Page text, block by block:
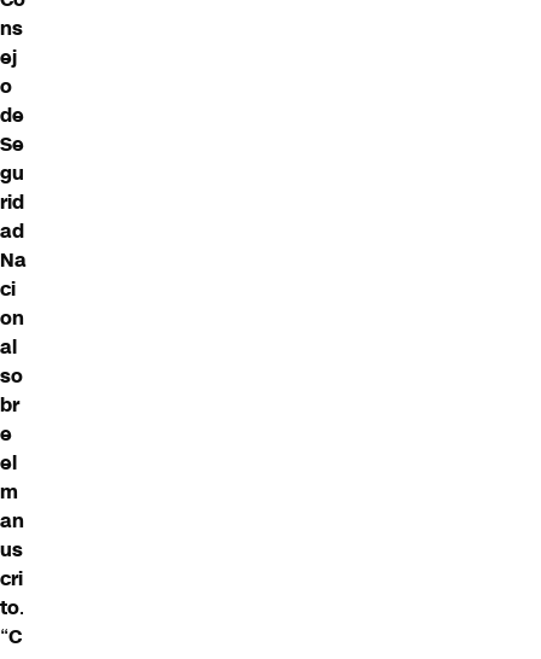
ns
ej
o
de
Se
gu
rid
ad
Na
ci
on
al
so
br
e
el
m
an
us
cri
to.
“C